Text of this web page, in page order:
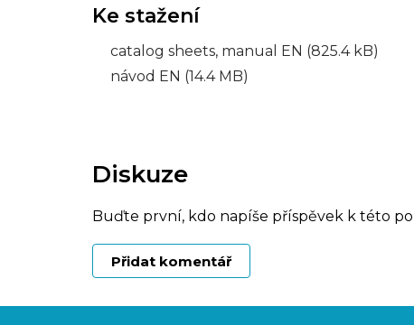
catalog sheets, manual EN (825.4 kB)
návod EN (14.4 MB)
Diskuze
Buďte první, kdo napíše příspěvek k této
Přidat komentář